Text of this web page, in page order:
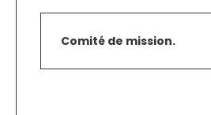
Comité de mission.